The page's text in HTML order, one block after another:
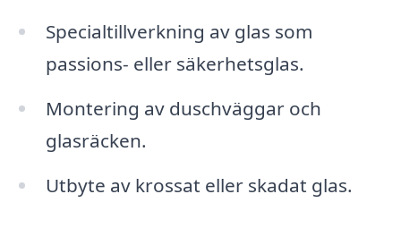
Specialtillverkning av glas som
passions- eller säkerhetsglas.
Montering av duschväggar och
glasräcken.
Utbyte av krossat eller skadat glas.